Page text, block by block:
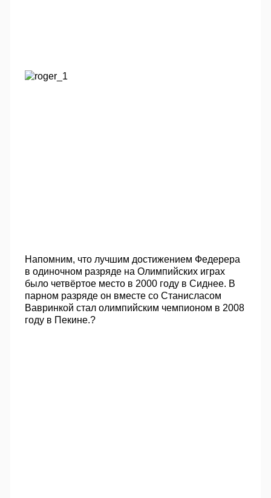
Напомним, что лучшим достижением Федерера
в одиночном разряде на Олимпийских играх
было четвёртое место в 2000 году в Сиднее. В
парном разряде он вместе со Станисласом
Вавринкой стал олимпийским чемпионом в 2008
году в Пекине.?